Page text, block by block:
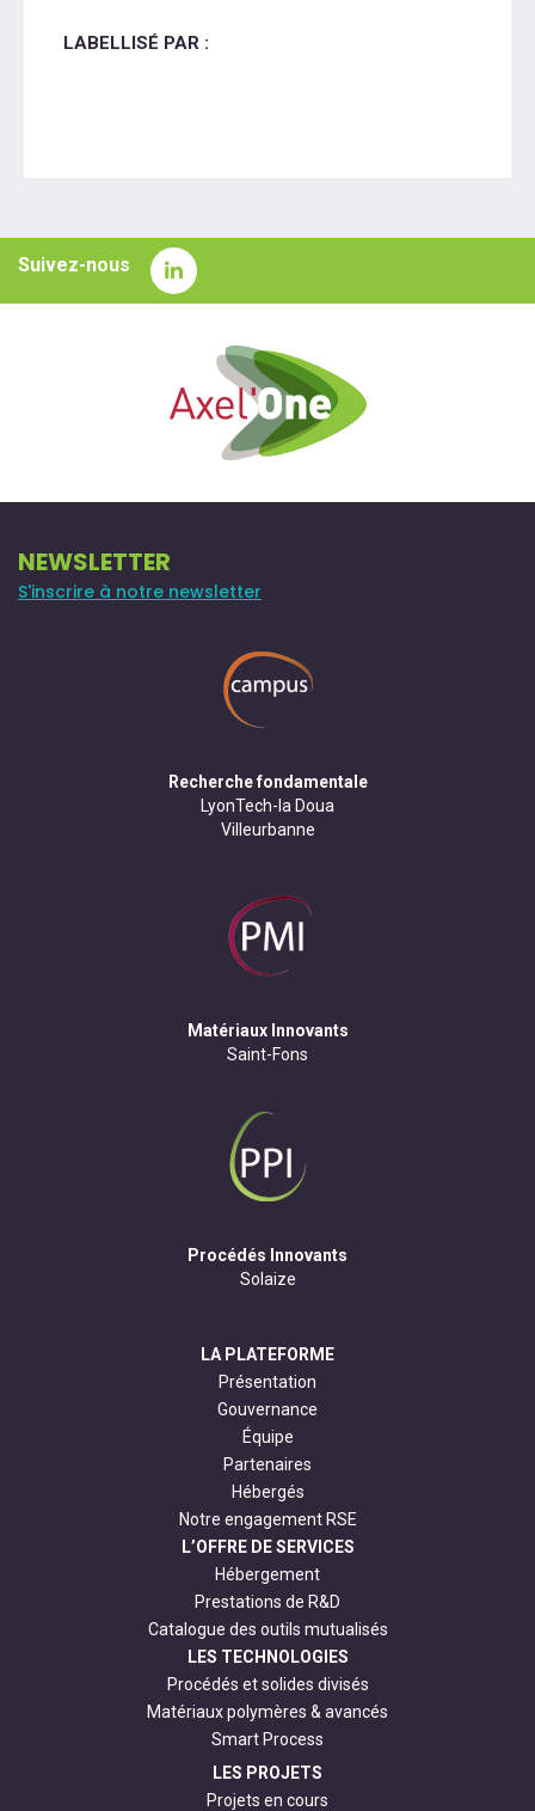
LABELLISÉ PAR :
Suivez-nous
NEWSLETTER
S'inscrire à notre newsletter
Recherche fondamentale
LyonTech-la Doua
Villeurbanne
Matériaux Innovants
Saint-Fons
Procédés Innovants
Solaize
LA PLATEFORME
Présentation
Gouvernance
Équipe
Partenaires
Hébergés
Notre engagement RSE
L’OFFRE DE SERVICES
Hébergement
Prestations de R&D
Catalogue des outils mutualisés
LES TECHNOLOGIES
Procédés et solides divisés
Matériaux polymères & avancés
Smart Process
LES PROJETS
Projets en cours